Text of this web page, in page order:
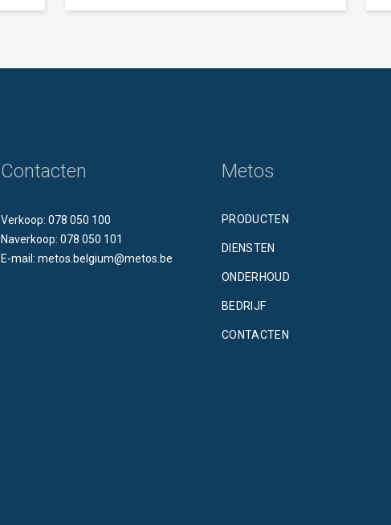
Contacten
Verkoop: 078 050 100
Naverkoop: 078 050 101
E-mail: metos.belgium@metos.be
Metos
PRODUCTEN
DIENSTEN
ONDERHOUD
BEDRIJF
CONTACTEN